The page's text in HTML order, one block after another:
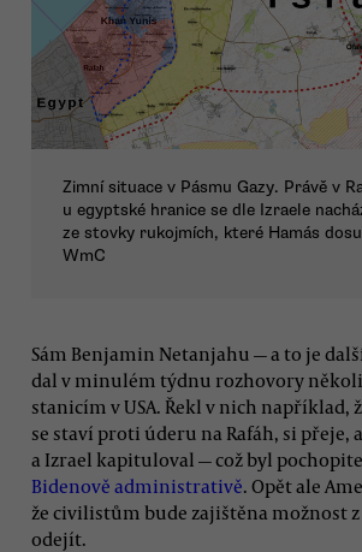
Zimní situace v Pásmu Gazy. Právě v
u egyptské hranice se dle Izraele
ze stovky rukojmích, které Hamás
WmC
Sám Benjamin Netanjahu — a to je
dal v minulém týdnu rozhovory
stanicím v USA. Řekl v nich například,
se staví proti úderu na Rafáh, si přeje,
a Izrael kapituloval — což byl
Bidenově administrativě. Opět ale
že civilistům bude zajištěna možnost z
odejít.